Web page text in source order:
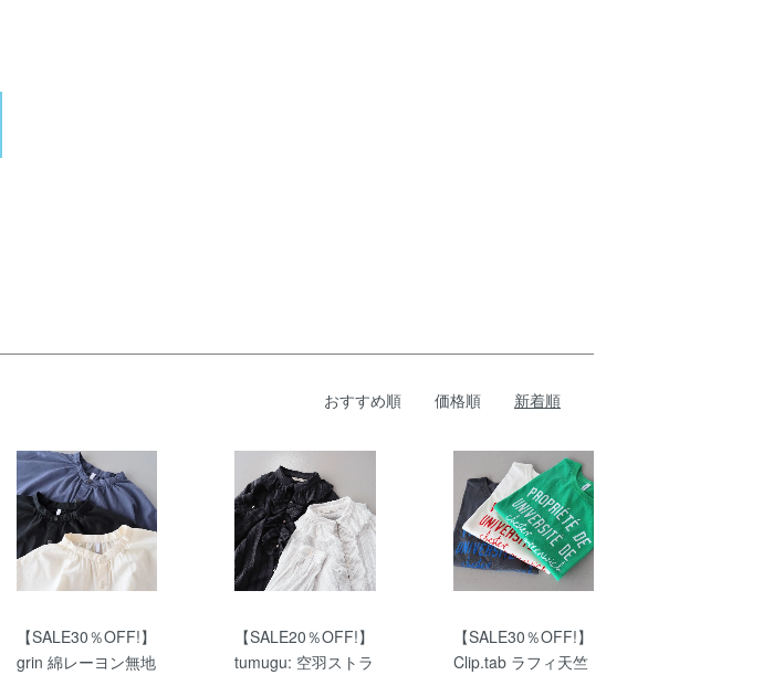
おすすめ順 価格順 新着順
【SALE30％OFF!】
grin 綿レーヨン無地
【SALE20％OFF!】
tumugu: 空羽ストラ
【SALE30％OFF!】
Clip.tab ラフィ天竺